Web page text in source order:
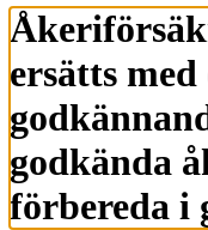
ersätts
godkända
förbereda i